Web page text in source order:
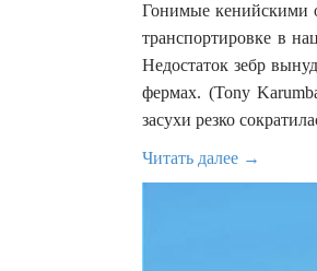
Гонимые кенийскими
транспортировке в
Недостаток зебр
фермах. (Tony
засухи резко
Читать далее →